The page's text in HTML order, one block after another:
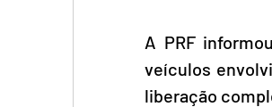
A PRF
veículos
liberação